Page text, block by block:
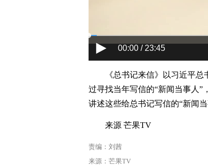
00:00 / 23:45
《总书记来信》以习近平
过寻找当年写信的“新闻当事人”
讲述这些给总书记写信的“新闻
来源 芒果TV
责编：刘茜
来源：芒果TV